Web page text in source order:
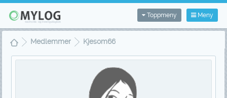
Meny
Toppmeny
Medlemmer Kjesom66